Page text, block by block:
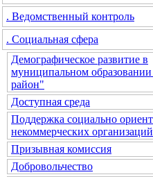
. Ведомственный контроль
. Социальная сфера
Демографическое развитие в
муниципальном
район"
Доступная среда
Поддержка социально
некоммерческих организаций
Призывная комиссия
Добровольчество